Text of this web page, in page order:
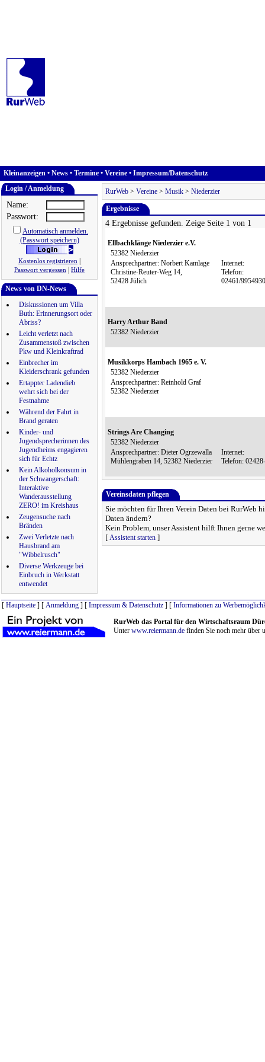
Kleinanzeigen • News • Termine • Vereine • Impressum/Datenschutz
Login / Anmeldung
Name:
Passwort:
Automatisch anmelden.
(Passwort speichern)
Kostenlos registrieren
Passwort vergessen Hilfe
News von DN-News
Diskussionen um Villa
Buth: Erinnerungsort oder
Abriss?
Leicht verletzt nach
Zusammenstoß zwischen
Pkw und Kleinkraftrad
Einbrecher im
Kleiderschrank gefunden
Ertappter Ladendieb
wehrt sich bei der
Festnahme
Während der Fahrt in
Brand geraten
Kinder- und
Jugendsprecherinnen des
Jugendheims engagieren
sich für Echtz
Kein Alkoholkonsum in
der Schwangerschaft:
Interaktive
Wanderausstellung
ZERO! im Kreishaus
Zeugensuche nach
Bränden
Zwei Verletzte nach
Hausbrand am
"Wibbelrusch"
Diverse Werkzeuge bei
Einbruch in Werkstatt
entwendet
RurWeb > Vereine > Musik > Niederzier
Ergebnisse
4 Ergebnisse gefunden. Zeige Seite 1 von 1
Ellbachklänge Niederzier e.V.
52382 Niederzier
Ansprechpartner: Norbert Kamlage
Christine-Reuter-Weg 14,
52428 Jülich
Internet:
Telefon:
02461/
Harry Arthur Band
52382 Niederzier
Musikkorps Hambach 1965 e. V.
52382 Niederzier
Ansprechpartner: Reinhold Graf
52382 Niederzier
Strings Are Changing
52382 Niederzier
Ansprechpartner: Dieter Ogrzewalla
Mühlengraben 14, 52382 Niederzier
Internet:
Telefon:
Vereinsdaten pflegen
Sie möchten für Ihren Verein Daten bei RurWeb
Daten ändern?
Kein Problem, unser Assistent hilft Ihnen gerne
[ Assistent starten ]
[ Hauptseite ] [ Anmeldung ] [ Impressum & Datenschutz ] [ Informationen zu
RurWeb das Portal für den Wirtschaftsraum
Unter www.reiermann.de finden Sie noch mehr über